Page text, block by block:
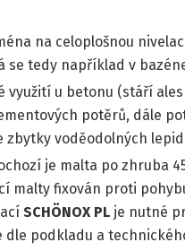
na celoplošnou
se tedy například v
využití u betonu (stáří
potěrů, dále
voděodolných
je malta po zhruba
malty fixován proti
SCHÖNOX PL je nutné
dle podkladu a